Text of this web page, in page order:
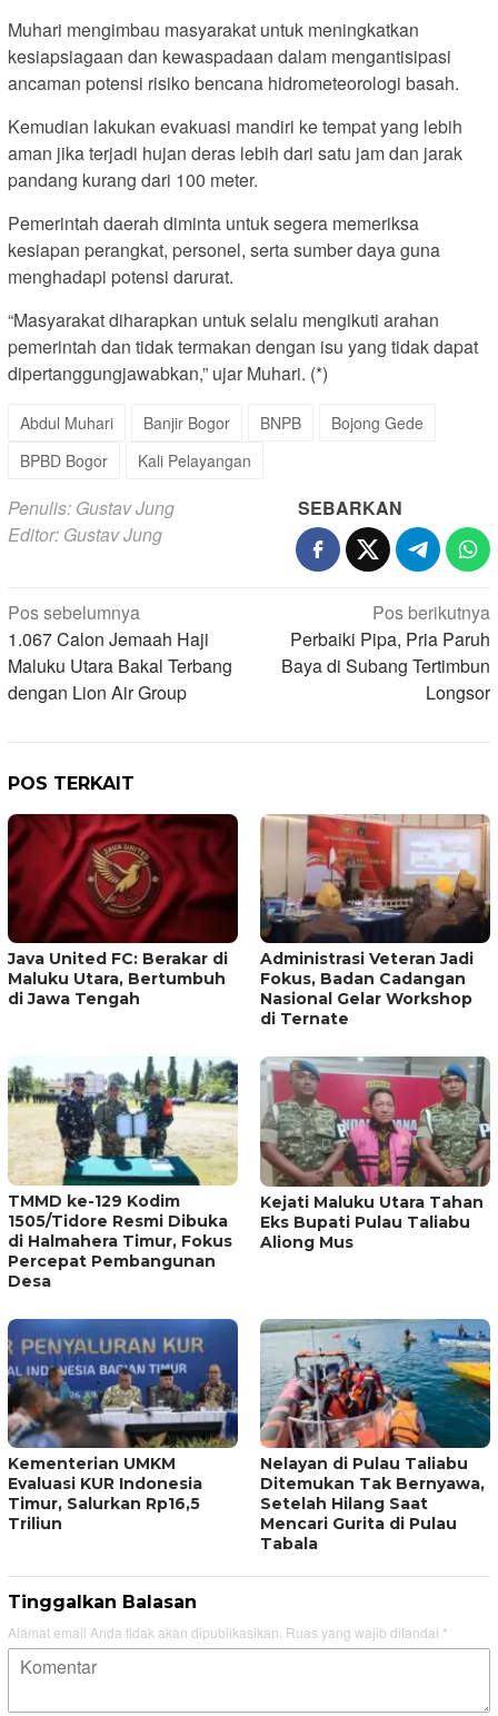
Muhari mengimbau masyarakat untuk meningkatkan
kesiapsiagaan dan kewaspadaan dalam mengantisipasi
ancaman potensi risiko bencana hidrometeorologi basah.
Kemudian lakukan evakuasi mandiri ke tempat yang lebih
aman jika terjadi hujan deras lebih dari satu jam dan jarak
pandang kurang dari 100 meter.
Pemerintah daerah diminta untuk segera memeriksa
kesiapan perangkat, personel, serta sumber daya guna
menghadapi potensi darurat.
“Masyarakat diharapkan untuk selalu mengikuti arahan
pemerintah dan tidak termakan dengan isu yang tidak dapat
dipertanggungjawabkan,” ujar Muhari. (*)
Abdul Muhari Banjir Bogor BNPB
Bojong Gede
BPBD Bogor
Kali Pelayangan
Penulis: Gustav Jung
Editor: Gustav Jung
SEBARKAN
Navigasi
pos
Pos sebelumnya
1.067 Calon Jemaah Haji
Maluku Utara Bakal Terbang
dengan Lion Air Group
Pos berikutnya
Perbaiki Pipa, Pria Paruh
Baya di Subang Tertimbun
Longsor
POS TERKAIT
Java United FC: Berakar di
Maluku Utara, Bertumbuh
di Jawa Tengah
Administrasi Veteran Jadi
Fokus, Badan Cadangan
Nasional Gelar Workshop
di Ternate
TMMD ke-129 Kodim
1505/Tidore Resmi Dibuka
di Halmahera Timur, Fokus
Percepat Pembangunan
Desa
Kejati Maluku Utara Tahan
Eks Bupati Pulau Taliabu
Aliong Mus
Kementerian UMKM
Evaluasi KUR Indonesia
Timur, Salurkan Rp16,5
Triliun
Nelayan di Pulau Taliabu
Ditemukan Tak Bernyawa,
Setelah Hilang Saat
Mencari Gurita di Pulau
Tabala
Tinggalkan Balasan
Alamat email Anda tidak akan dipublikasikan. Ruas yang wajib ditandai *